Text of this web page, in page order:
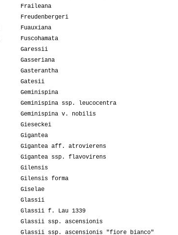
Fraileana
Freudenbergeri
Fuauxiana
Fuscohamata
Garessii
Gasseriana
Gasterantha
Gatesii
Geminispina
Geminispina ssp. leucocentra
Geminispina v. nobilis
Gieseckei
Gigantea
Gigantea aff. atrovierens
Gigantea ssp. flavovirens
Gilensis
Gilensis forma
Giselae
Glassii
Glassii f. Lau 1339
Glassii ssp. ascensionis
Glassii ssp. ascensionis "fiore bianco"